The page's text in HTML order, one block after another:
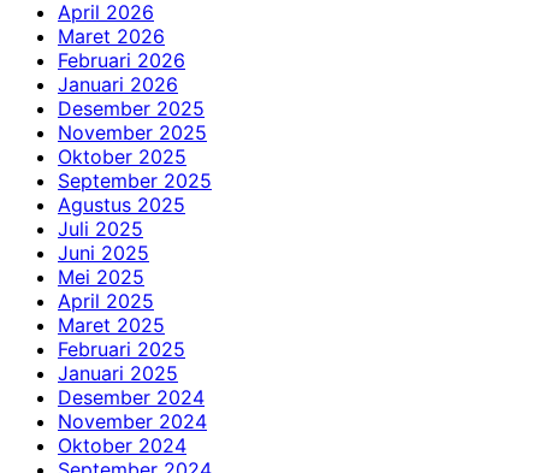
April 2026
Maret 2026
Februari 2026
Januari 2026
Desember 2025
November 2025
Oktober 2025
September 2025
Agustus 2025
Juli 2025
Juni 2025
Mei 2025
April 2025
Maret 2025
Februari 2025
Januari 2025
Desember 2024
November 2024
Oktober 2024